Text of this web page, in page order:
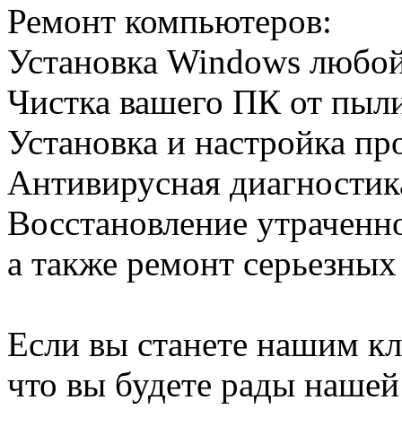
Ремонт компьютеров:
Установка Windows
Чистка вашего ПК от
Установка и настройка
Антивирусная
Восстановление
а также ремонт
Если вы станете нашим
что вы будете рады